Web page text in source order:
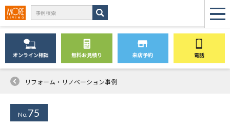
オンライン相談 無料お見積り 来店予約 電話
リフォーム・リノベーション事例
No.75